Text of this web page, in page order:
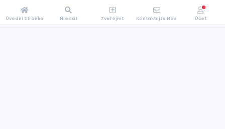
Úvodní Stránka Hledat Zveřejnit Kontaktujte Nás Účet